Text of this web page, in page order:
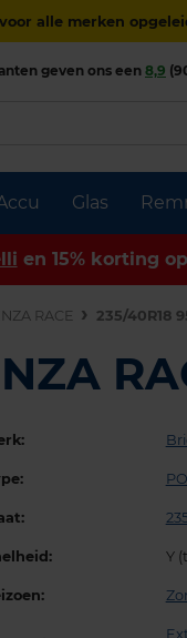
alle merken
Glas
geven ons een8,9
en 15% korting op
RACE 235/40R18
Y